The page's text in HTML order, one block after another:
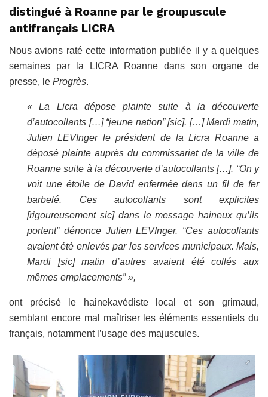
distingué à Roanne par le groupuscule
antifrançais LICRA
Nous avions raté cette information publiée il y a quelques
semaines par la LICRA Roanne dans son organe de
presse, le Progrès.
« La Licra dépose plainte suite à la découverte
d’autocollants […] “jeune nation” [sic]. […] Mardi matin,
Julien LEVInger le président de la Licra Roanne a
déposé plainte auprès du commissariat de la ville de
Roanne suite à la découverte d’autocollants […]. “On y
voit une étoile de David enfermée dans un fil de fer
barbelé. Ces autocollants sont explicites
[rigoureusement sic] dans le message haineux qu’ils
portent” dénonce Julien LEVInger. “Ces autocollants
avaient été enlevés par les services municipaux. Mais,
Mardi [sic] matin d’autres avaient été collés aux
mêmes emplacements” »,
ont précisé le hainekavédiste local et son grimaud,
semblant encore mal maîtriser les éléments essentiels du
français, notamment l’usage des majuscules.